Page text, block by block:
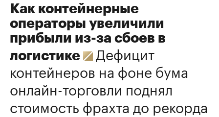
Как контейнерные
операторы увеличили
прибыли из-за сбоев в
логистике
Дефицит
контейнеров на фоне бума
онлайн-торговли поднял
стоимость фрахта до рекорда